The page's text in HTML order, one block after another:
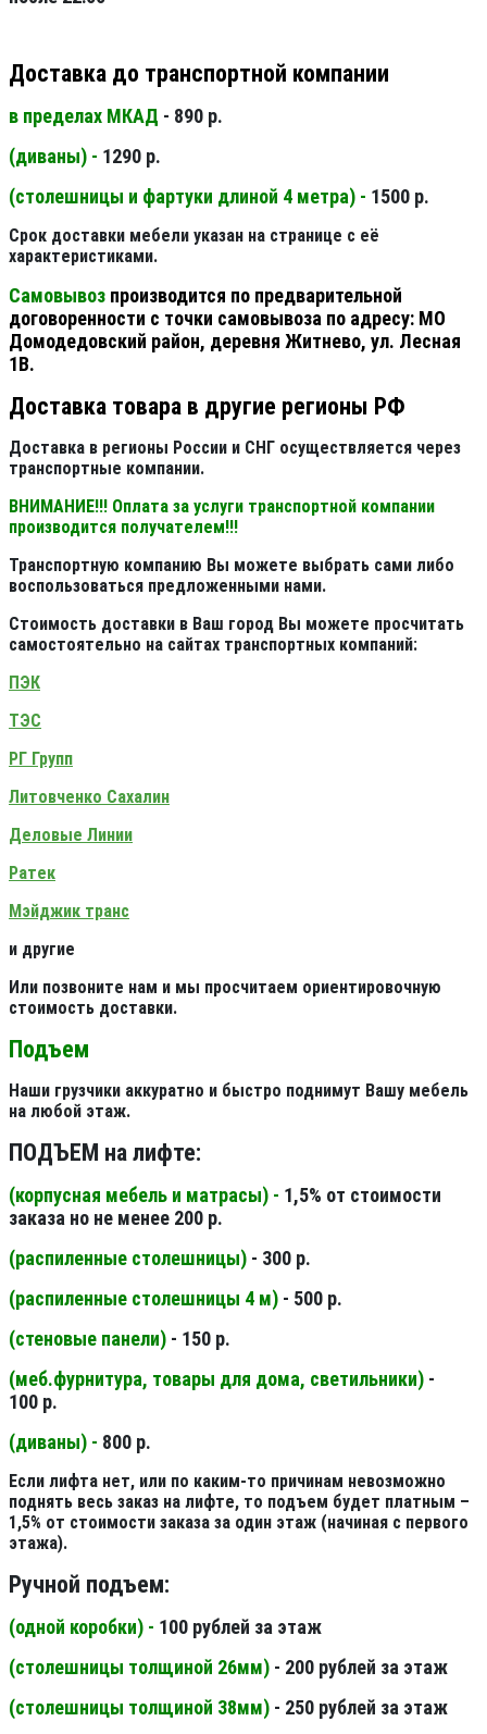
Доставка до транспортной компании
в пределах МКАД - 890 р.
(диваны) - 1290 р.
(столешницы и фартуки длиной 4 метра) - 1500 р.
Срок доставки мебели указан на странице с её
характеристиками.
Самовывоз производится по предварительной
договоренности с точки самовывоза по адресу: МО
Домодедовский район, деревня Житнево, ул. Лесная
1В.
Доставка товара в другие регионы РФ
Доставка в регионы России и СНГ осуществляется через
транспортные компании.
ВНИМАНИЕ!!! Оплата за услуги транспортной компании
производится получателем!!!
Транспортную компанию Вы можете выбрать сами либо
воспользоваться предложенными нами.
Стоимость доставки в Ваш город Вы можете просчитать
самостоятельно на сайтах транспортных компаний:
ПЭК
ТЭС
РГ Групп
Литовченко Сахалин
Деловые Линии
Ратек
Мэйджик транс
и другие
Или позвоните нам и мы просчитаем ориентировочную
стоимость доставки.
Подъем
Наши грузчики аккуратно и быстро поднимут Вашу мебель
на любой этаж.
ПОДЪЕМ на лифте:
(корпусная мебель и матрасы) - 1,5% от стоимости
заказа но не менее 200 р.
(распиленные столешницы) - 300 р.
(распиленные столешницы 4 м) - 500 р.
(стеновые панели) - 150 р.
(меб.фурнитура, товары для дома, светильники) -
100 р.
(диваны) - 800 р.
Если лифта нет, или по каким-то причинам невозможно
поднять весь заказ на лифте, то подъем будет платным –
1,5% от стоимости заказа за один этаж (начиная с первого
этажа).
Ручной подъем:
(одной коробки) - 100 рублей за этаж
(столешницы толщиной 26мм) - 200 рублей за этаж
(столешницы толщиной 38мм) - 250 рублей за этаж